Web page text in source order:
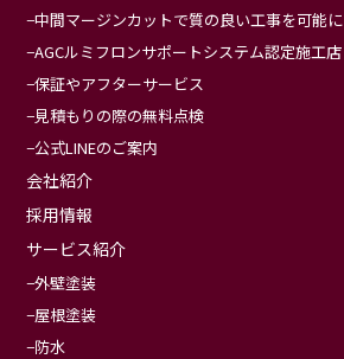
中間マージンカットで質の良い工事を可能に
AGCルミフロンサポートシステム認定施工店
保証やアフターサービス
見積もりの際の無料点検
公式LINEのご案内
会社紹介
採用情報
サービス紹介
外壁塗装
屋根塗装
防水